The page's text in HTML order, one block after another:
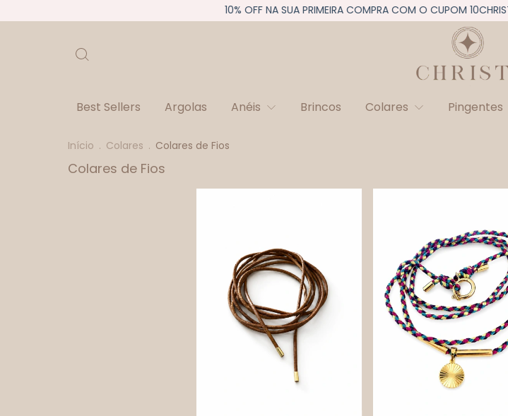
10% OFF NA SUA PRIMEIRA COMPRA COM O CUPOM 10CHRISTI
Best Sellers Argolas Anéis Brincos Colares Pingentes
Início . Colares . Colares de Fios
Colares de Fios